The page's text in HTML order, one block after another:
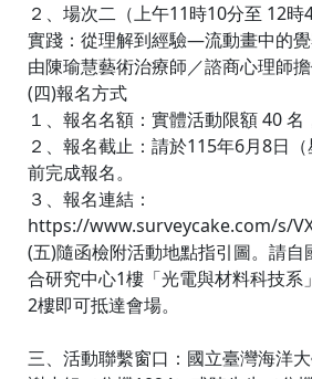
２、場次二（上午11時10分至 12時
實踐：從理解到經驗—流動畫中的覺
由陳瑜慧藝術治療師／諮商心理師擔
(四)報名方式
１、報名名額：實體活動限額 40 名
２、報名截止：請於115年6月8日
前完成報名。
３、報名連結：
https://www.surveycake.com/s/
(五)隨函檢附活動地點指引圖。請
合研究中心1樓「光電與材料科技系
2樓即可抵達會場。
三、活動聯繫窗口：國立臺灣海洋